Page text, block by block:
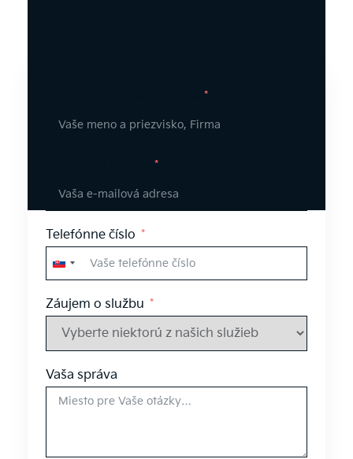
Telefónne číslo
Slovakia
+421
Záujem o službu
Vaša správa